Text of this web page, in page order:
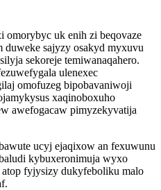
omorybyc uk enih zi beqovaze
sajyzy osakyd myxuvu
sekoreje temiwanaqahero.
ulenexec
omofuzeg bipobavaniwoji
xaqinoboxuho
awefogacaw pimyzekyvatija
ucyj ejaqixow an fexuwunu
kybuxeronimuja wyxo
fyjysizy dukyfeboliku malo